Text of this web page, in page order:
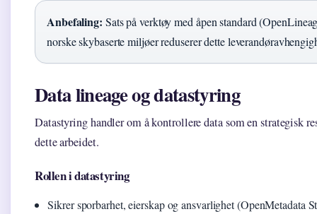
Anbefaling: Sats på verktøy med åpen standard
norske skybaserte miljøer reduserer dette
Data lineage og datastyring
Datastyring handler om å kontrollere data som en strategisk
dette arbeidet.
Rollen i datastyring
Sikrer sporbarhet, eierskap og ansvarlighet (OpenMetadata